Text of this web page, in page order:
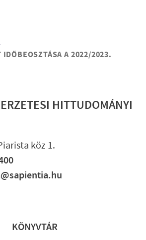
IDŐBEOSZTÁSA A 2022/2023.
HITTUDOMÁNYI
köz 1.
KÖNYVTÁR